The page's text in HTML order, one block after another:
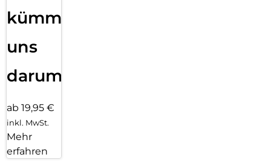
kümmern
uns
darum!
ab 19,95 €
inkl. MwSt.
Mehr
erfahren